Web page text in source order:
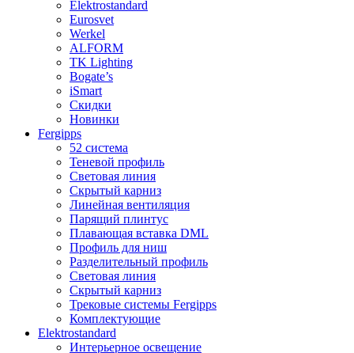
Elektrostandard
Eurosvet
Werkel
ALFORM
TK Lighting
Bogate’s
iSmart
Скидки
Новинки
Fergipps
52 система
Теневой профиль
Световая линия
Скрытый карниз
Линейная вентиляция
Парящий плинтус
Плавающая вставка DML
Профиль для ниш
Разделительный профиль
Световая линия
Скрытый карниз
Трековые системы Fergipps
Комплектующие
Elektrostandard
Интерьерное освещение